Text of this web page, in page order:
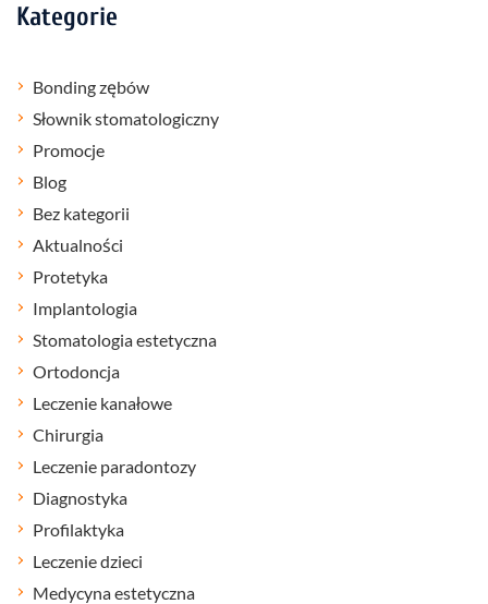
Kategorie
Bonding zębów
Słownik stomatologiczny
Promocje
Blog
Bez kategorii
Aktualności
Protetyka
Implantologia
Stomatologia estetyczna
Ortodoncja
Leczenie kanałowe
Chirurgia
Leczenie paradontozy
Diagnostyka
Profilaktyka
Leczenie dzieci
Medycyna estetyczna